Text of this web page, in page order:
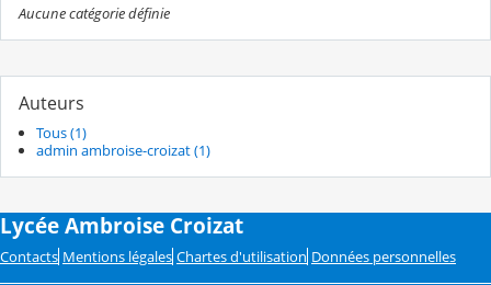
Aucune catégorie définie
Auteurs
Tous (1)
admin ambroise-croizat (1)
Lycée Ambroise Croizat
Contacts Mentions légales Chartes d'utilisation Données personnelles